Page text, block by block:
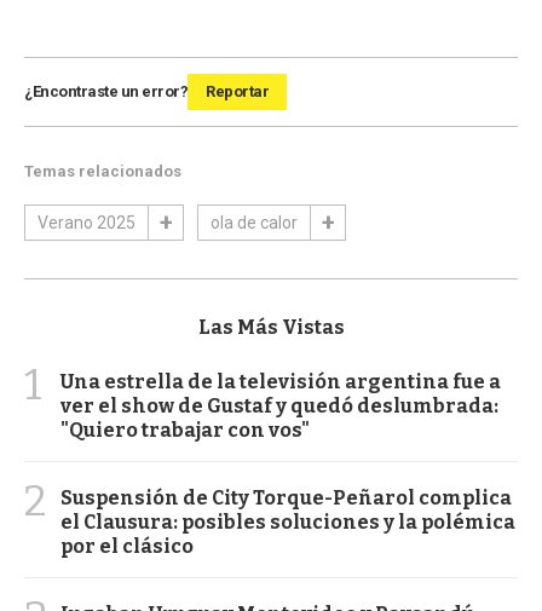
¿Encontraste un error? Reportar
Temas relacionados
Verano 2025 ola de calor
Las Más Vistas
1
Una estrella de la televisión argentina fue a
ver el show de Gustaf y quedó deslumbrada:
"Quiero trabajar con vos"
2
Suspensión de City Torque-Peñarol complica
el Clausura: posibles soluciones y la polémica
por el clásico